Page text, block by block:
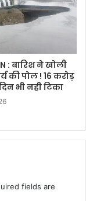
: बारिश ने खोली
की पोल ! 16 करोड़
भी नही टिका
fields are